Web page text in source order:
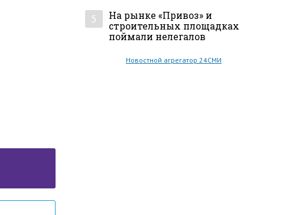
5
На рынке «Привоз» и
строительных площадках
поймали нелегалов
Новостной агрегатор 24СМИ